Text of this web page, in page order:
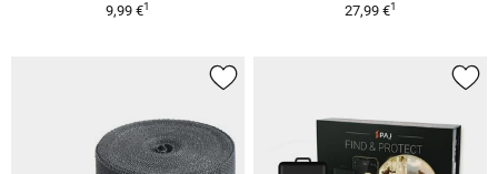
9,99 €1
27,99 €1